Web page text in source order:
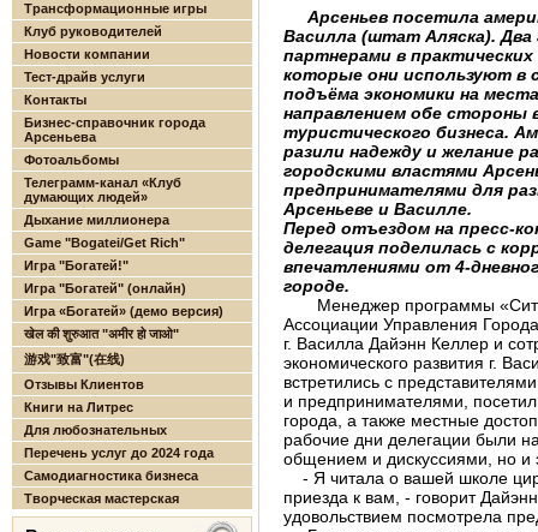
Трансформационные игры
Клуб руководителей
Новости компании
Тест-драйв услуги
Контакты
Бизнес-справочник города
Арсеньева
Фотоальбомы
Телеграмм-канал «Клуб
думающих людей»
Дыхание миллионера
Game "Bogatei/Get Rich"
Игра "Богатей!"
Игра "Богатей" (онлайн)
Игра «Богатей» (демо версия)
खेल की शुरुआत "अमीर हो जाओ"
游戏"致富"(在线)
Отзывы Клиентов
Книги на Литрес
Для любознательных
Перечень услуг до 2024 года
Самодиагностика бизнеса
Творческая мастерская
Арсеньев посетила
Василла (штат Аляс­ка).
партнерами в
которые они используют в
подъёма эконо­мики на
направлением обе стороны
туристического бизнеса.
разили надежду и желание
городскими властями
предпринимателями для
Арсеньеве и Василле.
Перед отъездом на пресс-
делегация поделилась с
впечатлениями от 4-
городе.
Менеджер программы
Ассоциации Управления
г. Василла Дайэнн Кел­лер и
экономического развития г.
встретились с
и предпринимателями,
города, а также местные
рабочие дни делегации были
общением и дискуссиями, но и
- Я читала о вашей школе
приезда к вам, - говорит
удовольствием посмотрела